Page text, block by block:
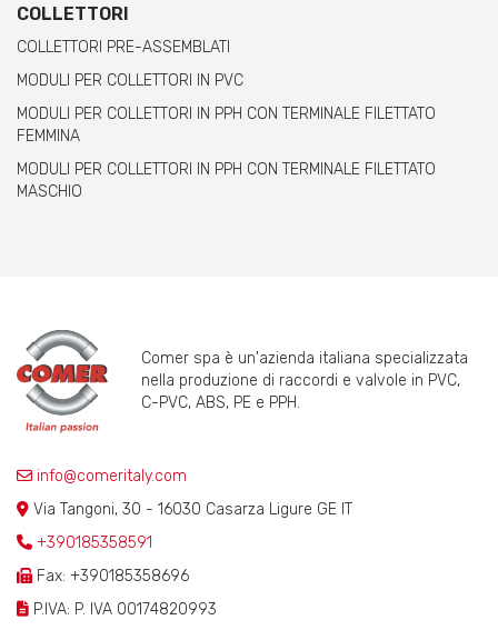
COLLETTORI
COLLETTORI PRE-ASSEMBLATI
MODULI PER COLLETTORI IN PVC
MODULI PER COLLETTORI IN PPH CON TERMINALE FILETTATO
FEMMINA
MODULI PER COLLETTORI IN PPH CON TERMINALE FILETTATO
MASCHIO
Comer spa è un'azienda italiana specializzata
nella produzione di raccordi e valvole in PVC,
C-PVC, ABS, PE e PPH.
info@comeritaly.com
Via Tangoni, 30 - 16030 Casarza Ligure GE IT
+390185358591
Fax: +390185358696
P.IVA: P. IVA 00174820993